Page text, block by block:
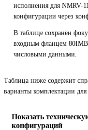
исполнения для NMRV-
конфигурации через
В таблице сохранён
входным фланцем
числовыми данными.
Таблица ниже содержит
варианты комплектации для
Показать
конфигураций